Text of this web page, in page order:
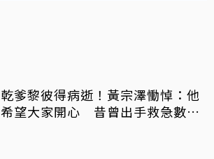
乾爹黎彼得病逝！黃宗澤慟悼：他
希望大家開心 昔曾出手救急數十